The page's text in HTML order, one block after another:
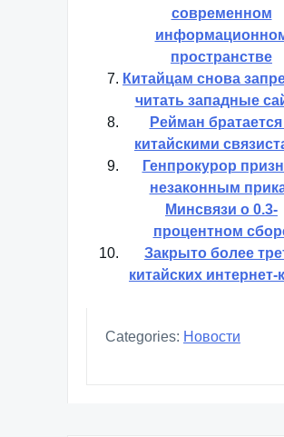
современном
пространстве
Китайцам снова
читать западные
Рейман братается
китайскими
Генпрокурор
незаконным
Минсвязи о 0.3-
процентном
Закрыто более
китайских интернет-
Categories: Новости